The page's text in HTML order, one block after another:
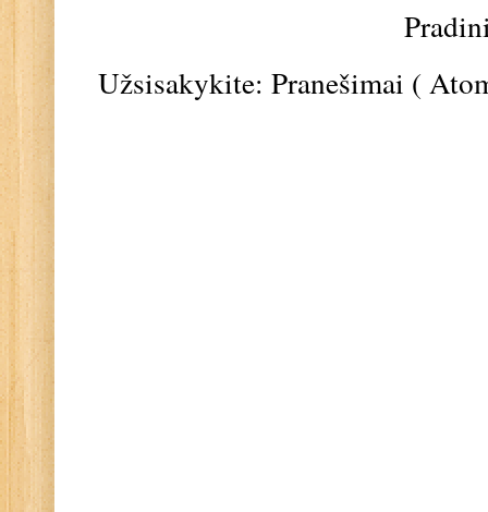
Užsisakykite: Pranešimai (